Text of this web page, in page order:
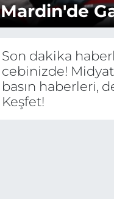
Mardin'de
Son dakika
cebinizde!
basın haberleri,
Keşfet!